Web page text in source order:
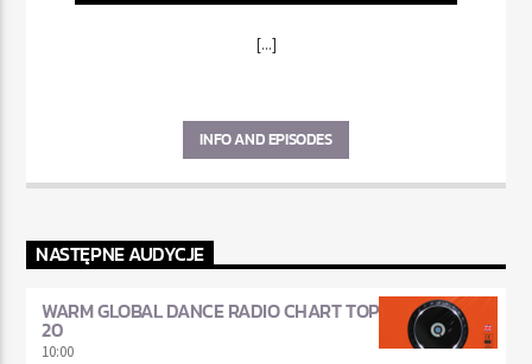
[...]
INFO AND EPISODES
NASTĘPNE AUDYCJE
WARM GLOBAL DANCE RADIO CHART TOP
20
10:00